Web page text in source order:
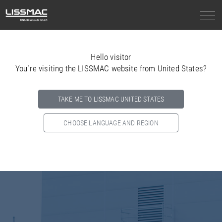
Hello visitor
You`re visiting the LISSMAC website from United States?
TAKE ME TO LISSMAC UNITED STATES
CHOOSE LANGUAGE AND REGION
information for your location.
SOUTH AMERICA